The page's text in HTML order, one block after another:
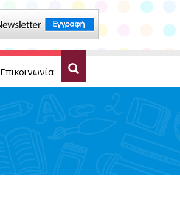
Επικοινωνία